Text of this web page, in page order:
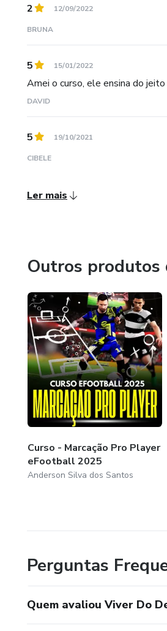
2 12/09/2022
BRUNA
5 15/01/2022
Amei o curso, ele ensina do
DAVID
5 19/10/2021
CIBELE
Ler mais
Outros produtos
Curso - Marcação Pro Player
eFootball 2025
Anderson Silva dos Santos
Perguntas
Quem avaliou Viver Do